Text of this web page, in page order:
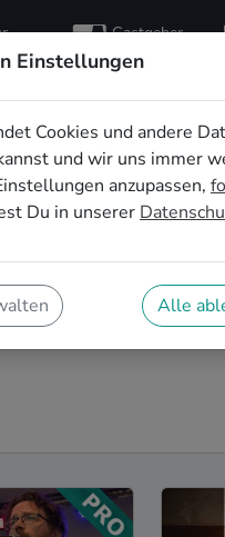
Gastgeber
in Reutlingen!
Auf SofaConcerts
und Deinem
Einstellungen
Cookies und andere
und wir uns immer
anzupassen,
Du in unserer
Alle